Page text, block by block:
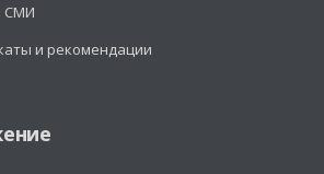
СМИ
и рекомендации